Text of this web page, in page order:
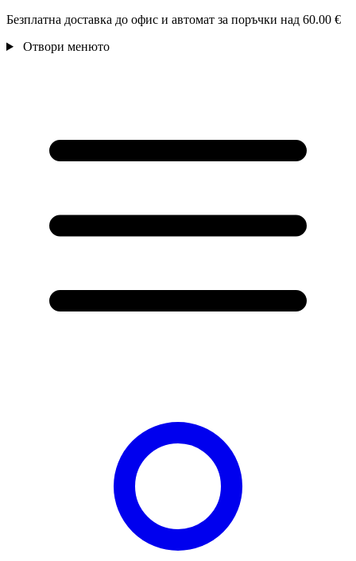
Безплатна доставка до офис и автомат за поръчки над 60.00 €
Отвори менюто